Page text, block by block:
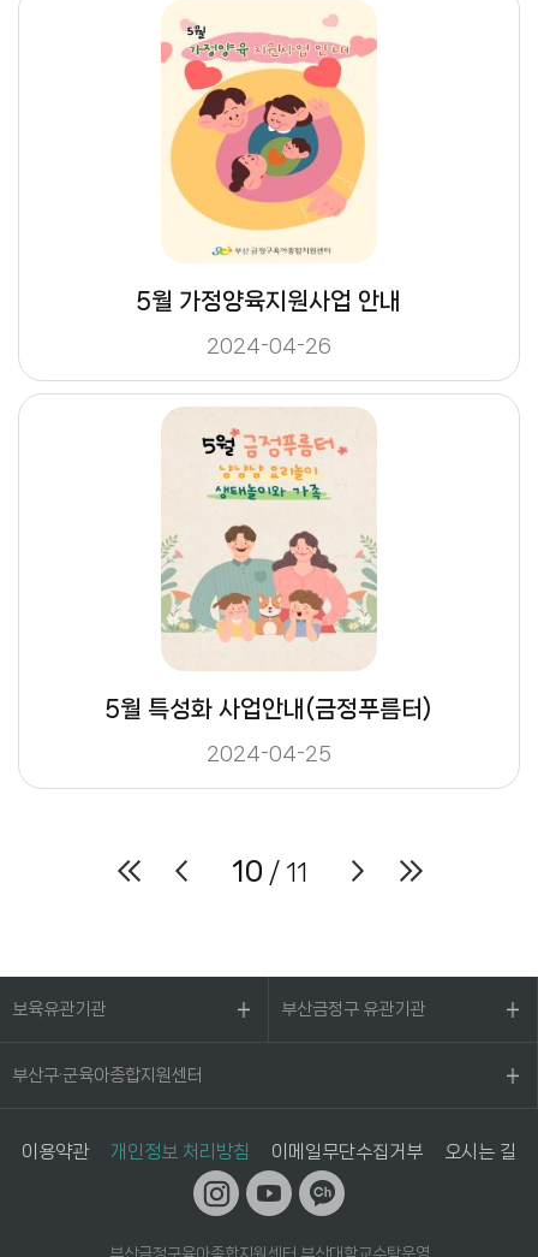
5월 가정양육지원사업 안내
2024-04-26
5월 특성화 사업안내(금정푸름터)
2024-04-25
10 / 11
보육유관기관 부산금정구 유관기관
부산구·군육아종합지원센터
이용약관 개인정보 처리방침 이메일무단수집거부 오시는 길
부산금정구육아종합지원센터 부산대학교수탁운영